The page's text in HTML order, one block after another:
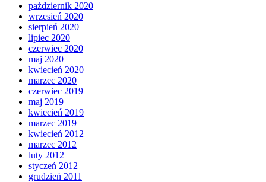
październik 2020
wrzesień 2020
sierpień 2020
lipiec 2020
czerwiec 2020
maj 2020
kwiecień 2020
marzec 2020
czerwiec 2019
maj 2019
kwiecień 2019
marzec 2019
kwiecień 2012
marzec 2012
luty 2012
styczeń 2012
grudzień 2011